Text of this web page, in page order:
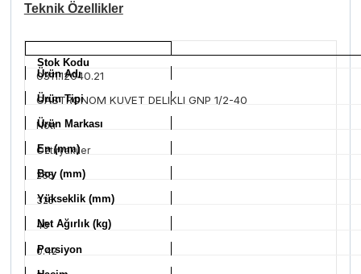
Teknik Özellikler
Stok Kodu
0311.12040.21
Ürün Adı
GASTRONOM KUVET DELIKLI GNP 1/2-40
Ürün Tipi
Nötr
Ürün Markası
Öztiryakiler
En (mm)
265
Boy (mm)
325
Yükseklik (mm)
40
Net Ağırlık (kg)
0.42
Porsiyon